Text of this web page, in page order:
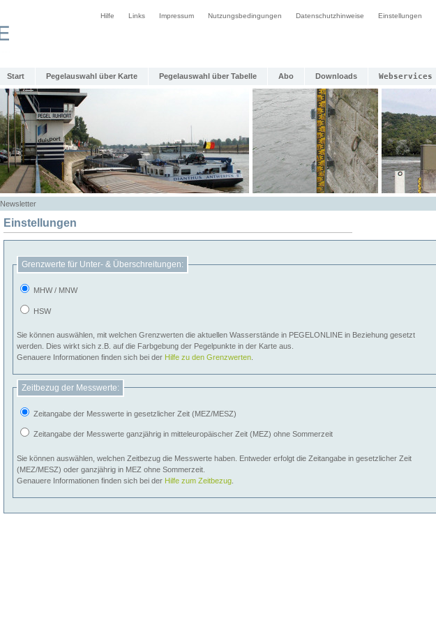
Hilfe Links Impressum Nutzungsbedingungen Datenschutzhinweise Einstellungen
Start Pegelauswahl über Karte Pegelauswahl über Tabelle Abo Downloads Webservices
Newsletter
Einstellungen
Grenzwerte für Unter- & Überschreitungen:
MHW / MNW
HSW
Sie können auswählen, mit welchen Grenzwerten die aktuellen Wasserstände in PEGELONLINE in Beziehung gesetzt
werden. Dies wirkt sich z.B. auf die Farbgebung der Pegelpunkte in der Karte aus.
Genauere Informationen finden sich bei der Hilfe zu den Grenzwerten
Zeitbezug der Messwerte:
Zeitangabe der Messwerte in gesetzlicher Zeit (MEZ/MESZ)
Zeitangabe der Messwerte ganzjährig in mitteleuropäischer Zeit (MEZ) ohne Sommerzeit
Sie können auswählen, welchen Zeitbezug die Messwerte haben. Entweder erfolgt die Zeitangabe in gesetzlicher Zeit
(MEZ/MESZ) oder ganzjährig in MEZ ohne Sommerzeit.
Genauere Informationen finden sich bei der Hilfe zum Zeitbezug